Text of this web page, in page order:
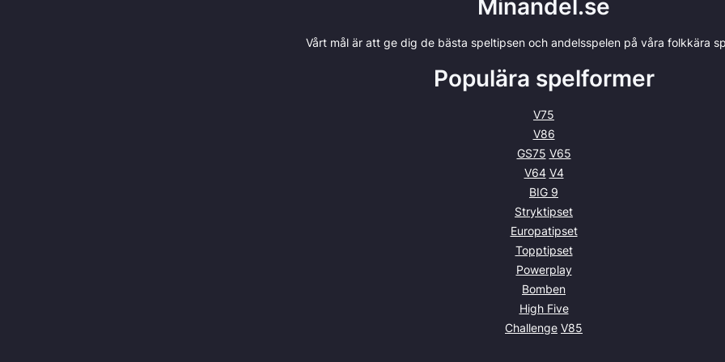
Minandel.se
Vårt mål är att ge dig de bästa speltipsen och andelsspelen på våra folkkära
Populära spelformer
V75
V86
GS75 V65
V64 V4
BIG 9
Stryktipset
Europatipset
Topptipset
Powerplay
Bomben
High Five
Challenge V85